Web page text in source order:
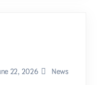
22, 2026 News